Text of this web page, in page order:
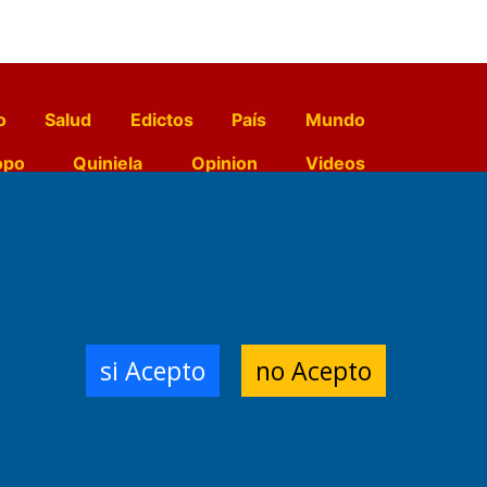
Salud Edictos País
Mundo
Quiniela Opinion
Videos
Impresora:
si Acepto no Acepto